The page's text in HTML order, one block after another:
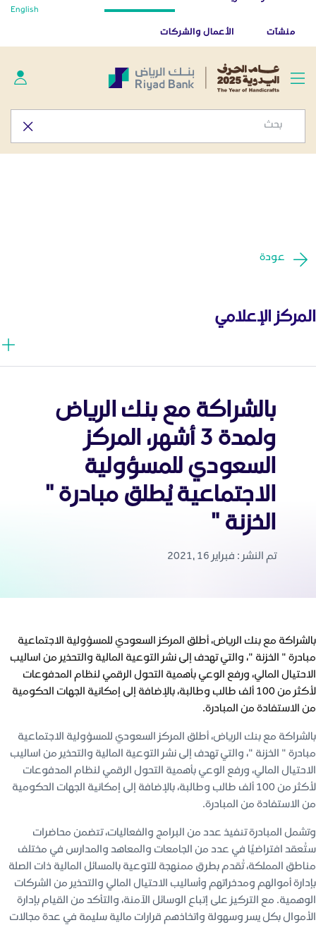
أخبار صحفية - المركز الإعلامي
تطبيق بنك الرياض
منشآت الأعمال والشركات
English
عودة
المركز الإعلامي
بالشراكة مع بنك الرياض
ولمدة 3 أشهر، المركز
السعودي للمسؤولية
الاجتماعية يُطلق مبادرة "
الخزنة "
تم النشر : فبراير 16 ,2021
بالشراكة مع بنك الرياض، أطلق المركز السعودي للمسؤولية الاجتماعية
مبادرة " الخزنة "، والتي تهدف إلى نشر التوعية المالية والتحذير من اساليب
الاحتيال المالي، ورفع الوعي بأهمية التحول الرقمي لنظام المدفوعات
لأكثر من 100 ألف طالب وطالبة، بالإضافة إلى إمكانية الجهات الحكومية
من الاستفادة من المبادرة.
بالشراكة مع بنك الرياض، أطلق المركز السعودي للمسؤولية الاجتماعية
مبادرة " الخزنة "، والتي تهدف إلى نشر التوعية المالية والتحذير من اساليب
الاحتيال المالي، ورفع الوعي بأهمية التحول الرقمي لنظام المدفوعات
لأكثر من 100 ألف طالب وطالبة، بالإضافة إلى إمكانية الجهات الحكومية
من الاستفادة من المبادرة.
وتشمل المبادرة تنفيذ عدد من البرامج والفعاليات، تتضمن محاضرات
ستُعقد افتراضيًا في عدد من الجامعات والمعاهد والمدارس في مختلف
مناطق المملكة، تُقدم بطرق ممنهجة للتوعية بالمسائل المالية ذات الصلة
بإدارة أموالهم ومدخراتهم وأساليب الاحتيال المالي والتحذير من الشركات
الوهمية. مع التركيز على إتباع الوسائل الآمنة، والتأكد من القيام بإدارة
الأموال بكل يسر وسهولة واتخاذهم قرارات مالية سليمة في عدة مجالات